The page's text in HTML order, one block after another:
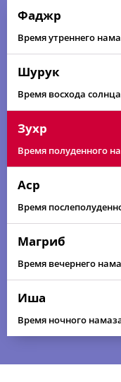
Фаджр
Время утреннего
Шурук
Время восхода солнца
Зухр
Время полуденного
Аср
Время
Магриб
Время вечернего
Иша
Время ночного